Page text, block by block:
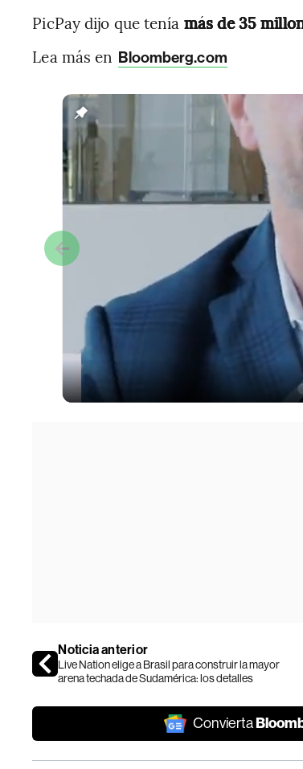
PicPay dijo que tenía más de 35
Lea más en Bloomberg.com
Noticia anterior
Live Nation elige a Brasil para construir la mayor
arena techada de Sudamérica: los detalles
Convierta